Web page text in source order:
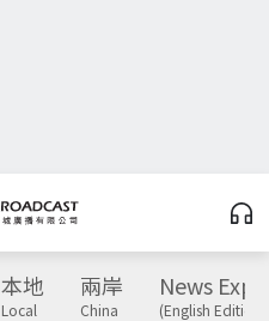
本地
Local
兩岸
China
News
(English Edition)